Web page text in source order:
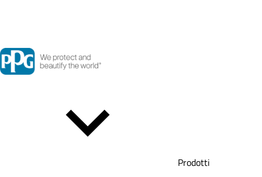
Prodotti